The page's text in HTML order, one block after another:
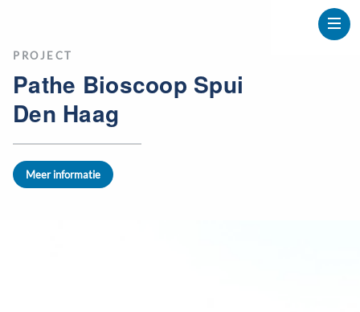
PROJECT
Pathe Bioscoop Spui
Den Haag
Meer informatie